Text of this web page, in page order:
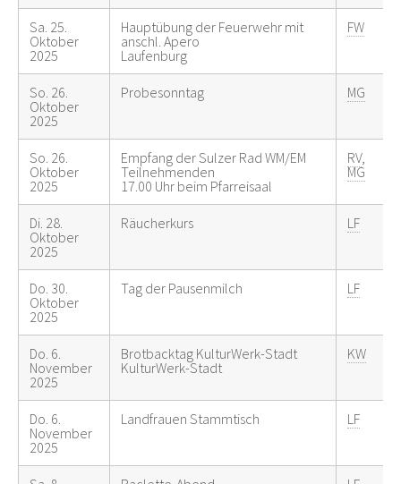
Sa. 25.
Oktober
2025
Hauptübung der Feuerwehr mit
anschl. Apero
Laufenburg
FW
So. 26.
Oktober
2025
Probesonntag MG
So. 26.
Oktober
2025
Empfang der Sulzer Rad WM/EM
Teilnehmenden
17.00 Uhr beim Pfarreisaal
RV,
MG
Di. 28.
Oktober
2025
Räucherkurs LF
Do. 30.
Oktober
2025
Tag der Pausenmilch LF
Do. 6.
November
2025
Brotbacktag KulturWerk-Stadt
KulturWerk-Stadt
KW
Do. 6.
November
2025
Landfrauen Stammtisch LF